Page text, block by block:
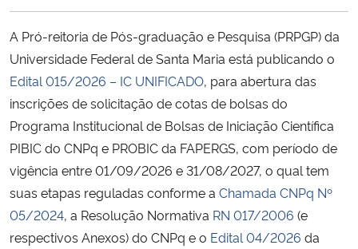
Ministério da Cidadania
Ministério da Saúde
Ministério de Minas e Energia
Ministério do Meio Ambiente
Ministério do Turismo
A Pró-reitoria de Pós-graduação e Pesquisa (PRPGP) da
Universidade Federal de Santa Maria está publicando o
Edital 015/2026 – IC UNIFICADO, para abertura das
inscrições de solicitação de cotas de bolsas do
Programa Institucional de Bolsas de Iniciação Científica
PIBIC do CNPq e PROBIC da FAPERGS, com período de
vigência entre 01/09/2026 e 31/08/2027, o qual tem
suas etapas reguladas conforme a Chamada CNPq Nº
05/2024, a Resolução Normativa RN 017/2006 (e
respectivos Anexos) do CNPq e o Edital 04/2026 da